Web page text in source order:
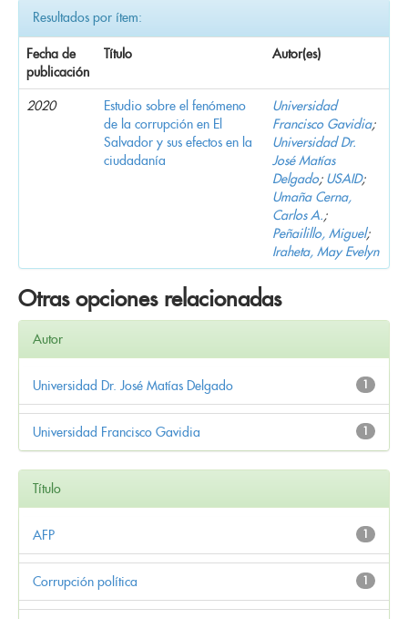
Resultados por ítem:
Fecha de
publicación
Título Autor(es)
2020
Estudio sobre el fenómeno
de la corrupción en El
Salvador y sus efectos en la
ciudadanía
Universidad
Francisco Gavidia;
Universidad Dr.
José Matías
Delgado; USAID;
Umaña Cerna,
Carlos A.;
Peñailillo, Miguel;
Iraheta, May Evelyn
Otras opciones relacionadas
Autor
1
Universidad Dr. José Matías Delgado
1
Universidad Francisco Gavidia
Título
1
AFP
1
Corrupción política